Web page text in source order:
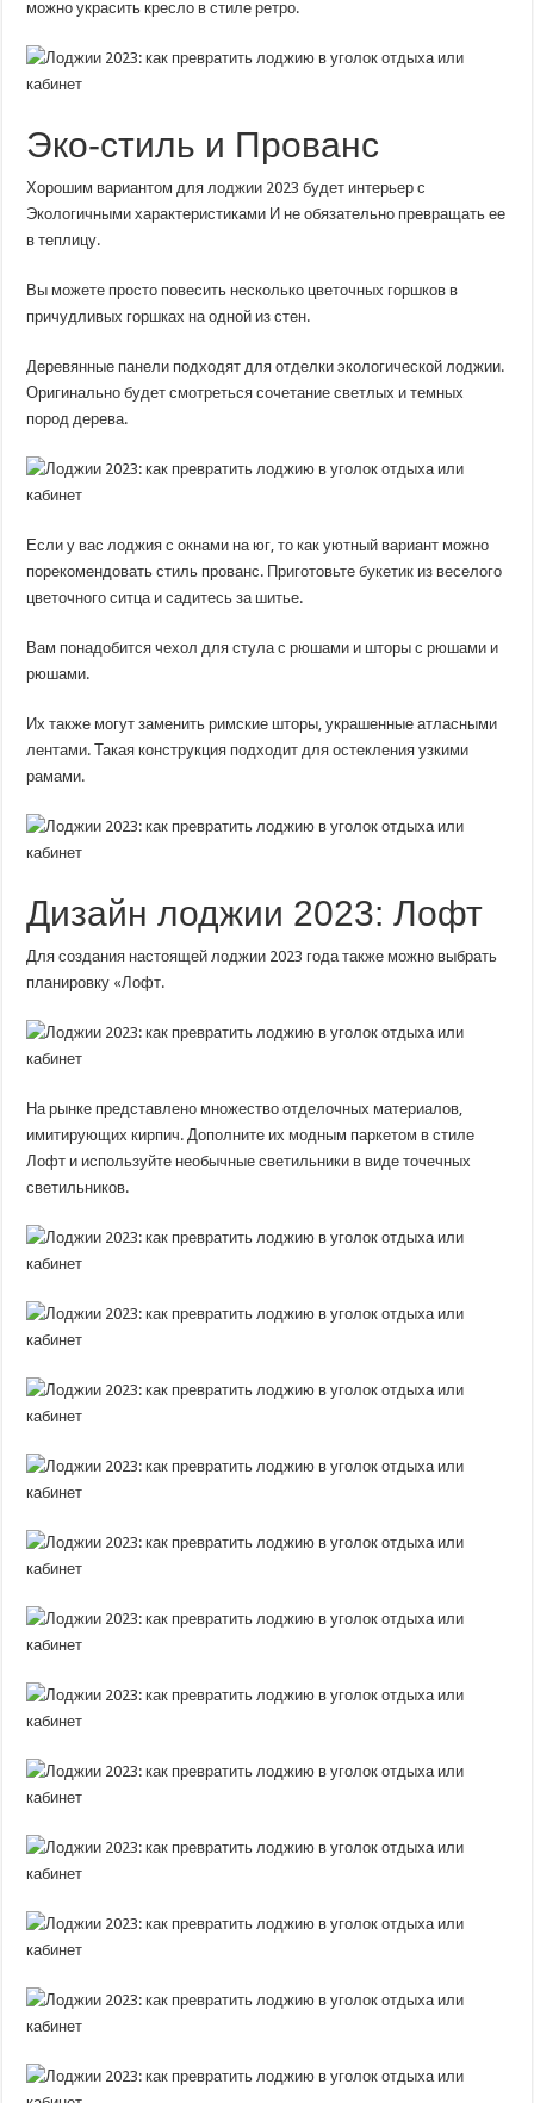
можно украсить кресло в стиле ретро.
Эко-стиль и Прованс
Хорошим вариантом для лоджии 2023 будет интерьер с
Экологичными характеристиками И не обязательно превращать ее
в теплицу.
Вы можете просто повесить несколько цветочных горшков в
причудливых горшках на одной из стен.
Деревянные панели подходят для отделки экологической лоджии.
Оригинально будет смотреться сочетание светлых и темных
пород дерева.
Если у вас лоджия с окнами на юг, то как уютный вариант можно
порекомендовать стиль прованс. Приготовьте букетик из веселого
цветочного ситца и садитесь за шитье.
Вам понадобится чехол для стула с рюшами и шторы с рюшами и
рюшами.
Их также могут заменить римские шторы, украшенные атласными
лентами. Такая конструкция подходит для остекления узкими
рамами.
Дизайн лоджии 2023: Лофт
Для создания настоящей лоджии 2023 года также можно выбрать
планировку «Лофт.
На рынке представлено множество отделочных материалов,
имитирующих кирпич. Дополните их модным паркетом в стиле
Лофт и используйте необычные светильники в виде точечных
светильников.